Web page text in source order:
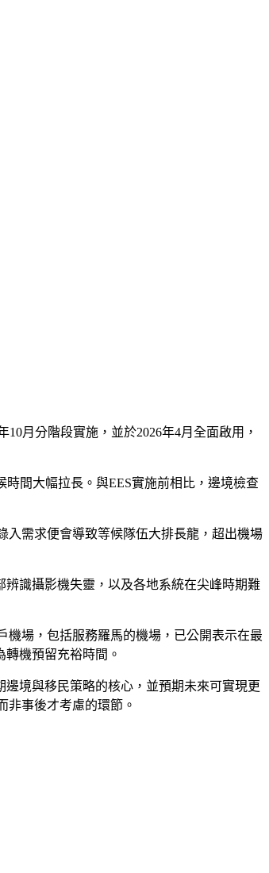
月分階段實施，並於2026年4月全面啟用，
間大幅拉長。與EES實施前相比，邊境檢查
入需求便會導致等候隊伍大排長龍，超出機場
識攝影機失靈，以及各地系統在尖峰時期難
機場，包括服務羅馬的機場，已公開表示在最
機預留充裕時間。
邊境與移民策略的核心，並預期未來可實現更
非事後才考慮的環節。